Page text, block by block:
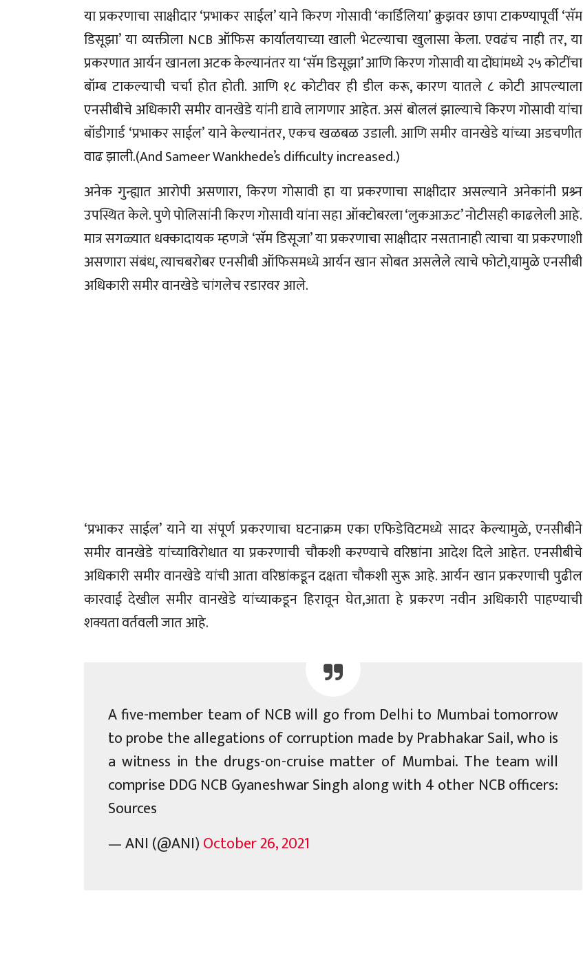
या प्रकरणाचा साक्षीदार ‘प्रभाकर साईल’ याने किरण गोसावी ‘कार्डिलिया’ क्रुझवर छापा टाकण्यापूर्वी ‘सॅम
डिसूझा’ या व्यक्तीला NCB ऑफिस कार्यालयाच्या खाली भेटल्याचा खुलासा केला. एवढंच नाही तर, या
प्रकरणात आर्यन खानला अटक केल्यानंतर या ‘सॅम डिसूझा’ आणि किरण गोसावी या दोंघांमध्ये २५ कोटींचा
बॉम्ब टाकल्याची चर्चा होत होती. आणि १८ कोटीवर ही डील करू, कारण यातले ८ कोटी आपल्याला
एनसीबीचे अधिकारी समीर वानखेडे यांनी द्यावे लागणार आहेत. असं बोललं झाल्याचे किरण गोसावी यांचा
बॉडीगार्ड ‘प्रभाकर साईल’ याने केल्यानंतर, एकच खळबळ उडाली. आणि समीर वानखेडे यांच्या अडचणीत
वाढ झाली.(And Sameer Wankhede’s difficulty increased.)
अनेक गुन्ह्यात आरोपी असणारा, किरण गोसावी हा या प्रकरणाचा साक्षीदार असल्याने अनेकांनी प्रश्र्न
उपस्थित केले. पुणे पोलिसांनी किरण गोसावी यांना सहा ऑक्टोबरला ‘लुकआऊट’ नोटीसही काढलेली आहे.
मात्र सगळ्यात धक्कादायक म्हणजे ‘सॅम डिसूजा’ या प्रकरणाचा साक्षीदार नसतानाही त्याचा या प्रकरणाशी
असणारा संबंध, त्याचबरोबर एनसीबी ऑफिसमध्ये आर्यन खान सोबत असलेले त्याचे फोटो,यामुळे एनसीबी
अधिकारी समीर वानखेडे चांगलेच रडारवर आले.
‘प्रभाकर साईल’ याने या संपूर्ण प्रकरणाचा घटनाक्रम एका एफिडेविटमध्ये सादर केल्यामुळे, एनसीबीने
समीर वानखेडे यांच्याविरोधात या प्रकरणाची चौकशी करण्याचे वरिष्ठांना आदेश दिले आहेत. एनसीबीचे
अधिकारी समीर वानखेडे यांची आता वरिष्ठांकडून दक्षता चौकशी सुरू आहे. आर्यन खान प्रकरणाची पुढील
कारवाई देखील समीर वानखेडे यांच्याकडून हिरावून घेत,आता हे प्रकरण नवीन अधिकारी पाहण्याची
शक्यता वर्तवली जात आहे.
A five-member team of NCB will go from Delhi to Mumbai tomorrow
to probe the allegations of corruption made by Prabhakar Sail, who is
a witness in the drugs-on-cruise matter of Mumbai. The team will
comprise DDG NCB Gyaneshwar Singh along with 4 other NCB officers:
Sources
— ANI (@ANI)October 26, 2021